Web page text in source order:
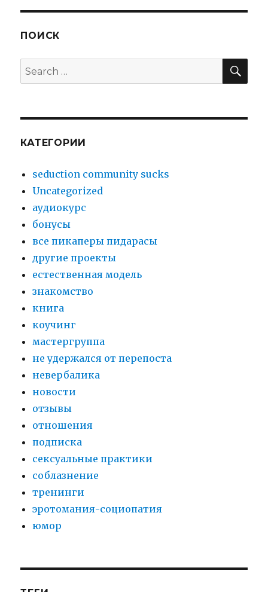
ПОИСК
Search
for:
КАТЕГОРИИ
seduction community sucks
Uncategorized
аудиокурс
бонусы
все пикаперы пидарасы
другие проекты
естественная модель
знакомство
книга
коучинг
мастергруппа
не удержался от перепоста
невербалика
новости
отзывы
отношения
подписка
сексуальные практики
соблазнение
тренинги
эротомания-социопатия
юмор